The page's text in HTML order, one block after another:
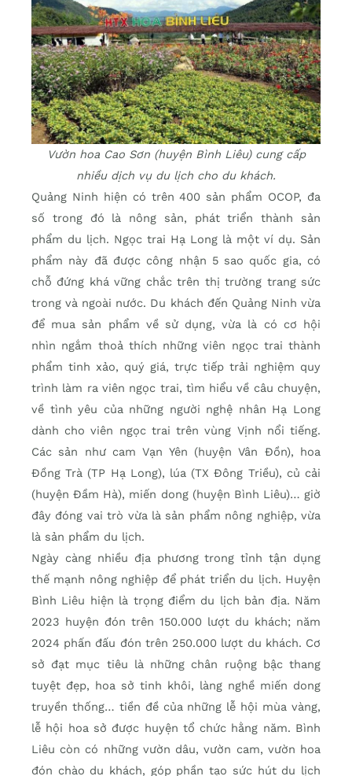
Vườn hoa Cao Sơn (huyện Bình Liêu) cung cấp
nhiều dịch vụ du lịch cho du khách.
Quảng Ninh hiện có trên 400 sản phẩm OCOP, đa
số trong đó là nông sản, phát triển thành sản
phẩm du lịch. Ngọc trai Hạ Long là một ví dụ. Sản
phẩm này đã được công nhận 5 sao quốc gia, có
chỗ đứng khá vững chắc trên thị trường trang sức
trong và ngoài nước. Du khách đến Quảng Ninh vừa
để mua sản phẩm về sử dụng, vừa là có cơ hội
nhìn ngắm thoả thích những viên ngọc trai thành
phẩm tinh xảo, quý giá, trực tiếp trải nghiệm quy
trình làm ra viên ngọc trai, tìm hiểu về câu chuyện,
về tình yêu của những người nghệ nhân Hạ Long
dành cho viên ngọc trai trên vùng Vịnh nổi tiếng.
Các sản như cam Vạn Yên (huyện Vân Đồn), hoa
Đồng Trà (TP Hạ Long), lúa (TX Đông Triều), củ cải
(huyện Đầm Hà), miến dong (huyện Bình Liêu)… giờ
đây đóng vai trò vừa là sản phẩm nông nghiệp, vừa
là sản phẩm du lịch.
Ngày càng nhiều địa phương trong tỉnh tận dụng
thế mạnh nông nghiệp để phát triển du lịch. Huyện
Bình Liêu hiện là trọng điểm du lịch bản địa. Năm
2023 huyện đón trên 150.000 lượt du khách; năm
2024 phấn đấu đón trên 250.000 lượt du khách. Cơ
sở đạt mục tiêu là những chân ruộng bậc thang
tuyệt đẹp, hoa sở tinh khôi, làng nghề miến dong
truyền thống… tiền đề của những lễ hội mùa vàng,
lễ hội hoa sở được huyện tổ chức hằng năm. Bình
Liêu còn có những vườn dâu, vườn cam, vườn hoa
đón chào du khách, góp phần tạo sức hút du lịch